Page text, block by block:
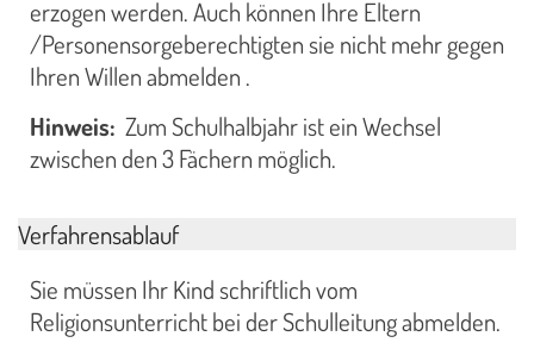
erzogen werden. Auch können Ihre Eltern
/Personensorgeberechtigten sie nicht mehr gegen
Ihren Willen abmelden .
Hinweis: Zum Schulhalbjahr ist ein Wechsel
zwischen den 3 Fächern möglich.
Verfahrensablauf
Sie müssen Ihr Kind schriftlich vom
Religionsunterricht bei der Schulleitung abmelden.